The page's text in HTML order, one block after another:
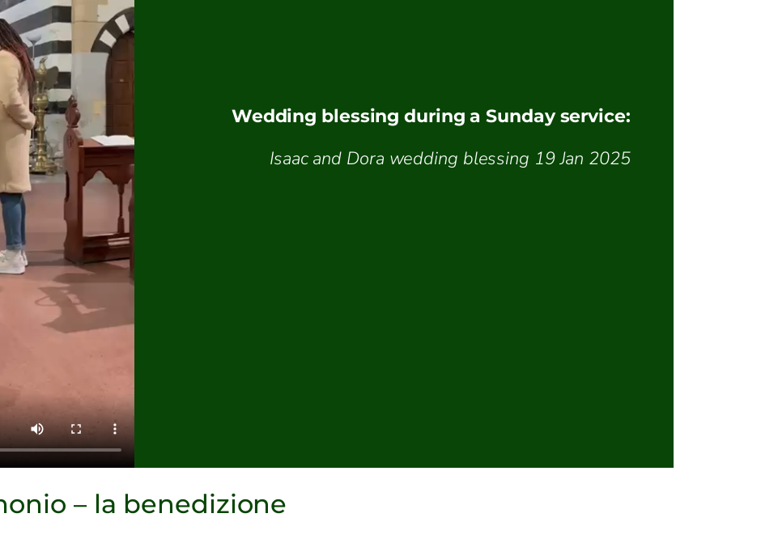
Wedding blessing during a Sunday service:
Isaac and Dora wedding blessing 19 Jan 2025
– la benedizione